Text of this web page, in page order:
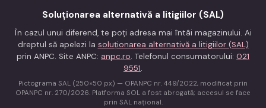
Soluționarea alternativă a litigiilor (SAL)
În cazul unui diferend, te poți adresa mai întâi magazinului. Ai
dreptul să apelezi la soluționarea alternativă a litigiilor (SAL)
prin ANPC. Site ANPC: anpc.ro. Telefonul consumatorului: 021
9551.
Pictograma SAL (250×50 px) — OPANPC nr. 449/2022, modificat prin
OPANPC nr. 270/2026. Platforma SOL a fost abrogată; accesul se face
prin SAL național.